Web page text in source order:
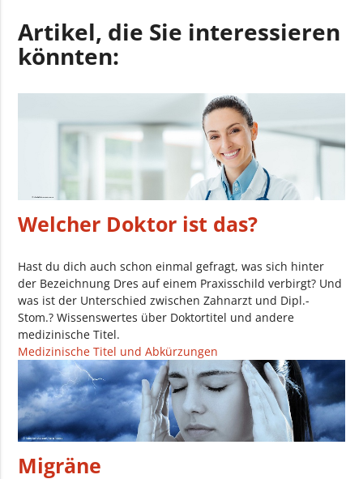
Artikel, die Sie interessieren
könnten:
Welcher Doktor ist das?
Hast du dich auch schon einmal gefragt, was sich hinter
der Bezeichnung Dres auf einem Praxisschild verbirgt? Und
was ist der Unterschied zwischen Zahnarzt und Dipl.-
Stom.? Wissenswertes über Doktortitel und andere
medizinische Titel.
Medizinische Titel und Abkürzungen
Migräne